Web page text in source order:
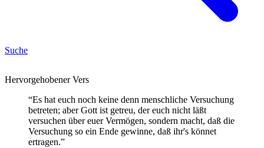
Suche
Hervorgehobener Vers
“Es hat euch noch keine denn menschliche Versuchung
betreten; aber Gott ist getreu, der euch nicht läßt
versuchen über euer Vermögen, sondern macht, daß die
Versuchung so ein Ende gewinne, daß ihr's könnet
ertragen.”